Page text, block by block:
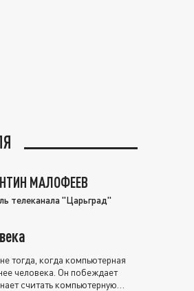
МАЛОФЕЕВ
телеканала "Царьград"
тогда, когда компьютерная
человека. Он побеждает
считать компьютерную